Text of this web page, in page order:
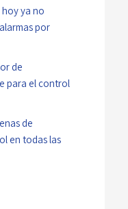
ya no
por
de
para el control
de
en todas las